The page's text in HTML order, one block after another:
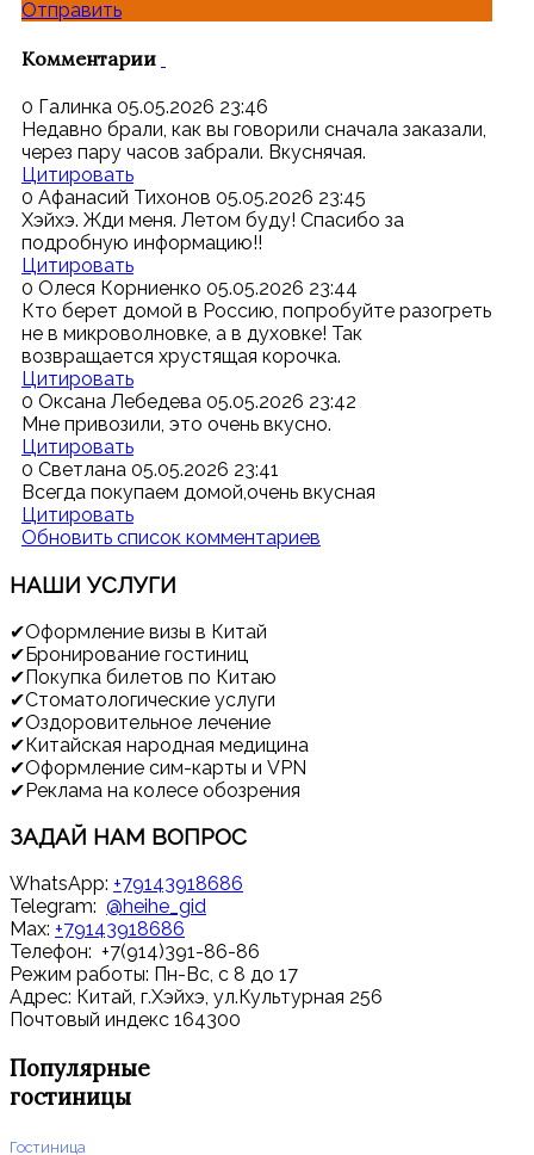
Отправить
Комментарии
0 Галинка 05.05.2026 23:46
Недавно брали, как вы говорили сначала заказали,
через пару часов забрали. Вкуснячая.
Цитировать
0 Афанасий Тихонов 05.05.2026 23:45
Хэйхэ. Жди меня. Летом буду! Спасибо за
подробную информацию!!
Цитировать
0 Олеся Корниенко 05.05.2026 23:44
Кто берет домой в Россию, попробуйте разогреть
не в микроволновке, а в духовке! Так
возвращается хрустящая корочка.
Цитировать
0 Оксана Лебедева 05.05.2026 23:42
Мне привозили, это очень вкусно.
Цитировать
0 Светлана 05.05.2026 23:41
Всегда покупаем домой,очень вкусная
Цитировать
Обновить список комментариев
НАШИУСЛУГИ
✔Оформление визы в Китай
✔Бронирование гостиниц
✔Покупка билетов по Китаю
✔Стоматологические услуги
✔Оздоровительное лечение
✔Китайская народная медицина
✔Оформление сим-карты и VPN
✔Реклама на колесе обозрения
ЗАДАЙ НАМ ВОПРОС
WhatsApp: +79143918686
Telegram: @heihe_gid
Max: +79143918686
Телефон: +7(914)391-86-86
Режим работы: Пн-Вс, с 8 до 17
Адрес: Китай, г.Хэйхэ, ул.Культурная 256
Почтовый индекс 164300
Популярные
гостиницы
Гостиница